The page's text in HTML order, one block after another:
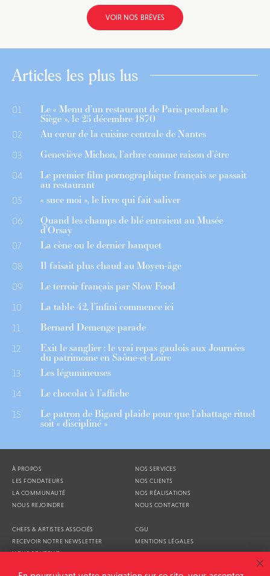
VOIR NOS BRÈVES
Articles les plus lus
01 Le « Menu d’un restaurant de Paris pendant le
Siège », le 25 décembre 1870
02 Au cœur de la cuisine centrale de Nantes
03 Geneviève Michon, l’arbre comme raison d’être
04 Le premier film pornographique français se passait
au restaurant
05 « suce moi », le livre qui fait saliver
06 Quand les champs de blé entraient au Musée
d’Orsay
07 La cène ou le dernier banquet
08 Il faisait plus chaud au Moyen-âge
09 Le terroir français par Slow Food
10 La table 42, l’infini commence ici
11 Bernard Demenge parade
12 Exit le sanglier : le vrai repas gaulois aux Journées
du patrimoine en Saône-et-Loire
13 Les légumineuses
14 Le chocolat à l’affiche
15 Le patron de Bigard plaide pour que l’abattage rituel
soit « discipliné »
À PROPOS
LES FONDATEURS
LA COMMUNAUTÉ
NOUS REJOINDRE
NOS SERVICES
NOS CLIENTS
NOS RÉALISATIONS
NOUS CONTACTER
CHEFS & ARTISTES ASSOCIÉS
RECEVOIR NOTRE NEWSLETTER
NOUS SOUTENIR
CGU
MENTIONS LÉGALES